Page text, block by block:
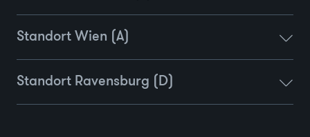
Standort Wien (A)
Standort Ravensburg (D)